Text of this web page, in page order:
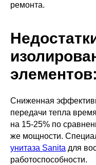
ремонта.
элементов:
Сниженная
передачи тепла
на 15-25% по
же мощности.
унитаза Sanita для
работоспособности.